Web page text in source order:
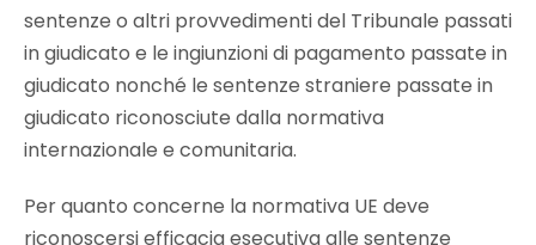
sentenze o altri provvedimenti del Tribunale passati
in giudicato e le ingiunzioni di pagamento passate in
giudicato nonché le sentenze straniere passate in
giudicato riconosciute dalla normativa
internazionale e comunitaria.
Per quanto concerne la normativa UE deve
riconoscersi efficacia esecutiva alle sentenze